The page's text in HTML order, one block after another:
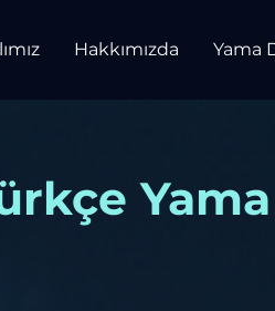
Hakkımızda Yama